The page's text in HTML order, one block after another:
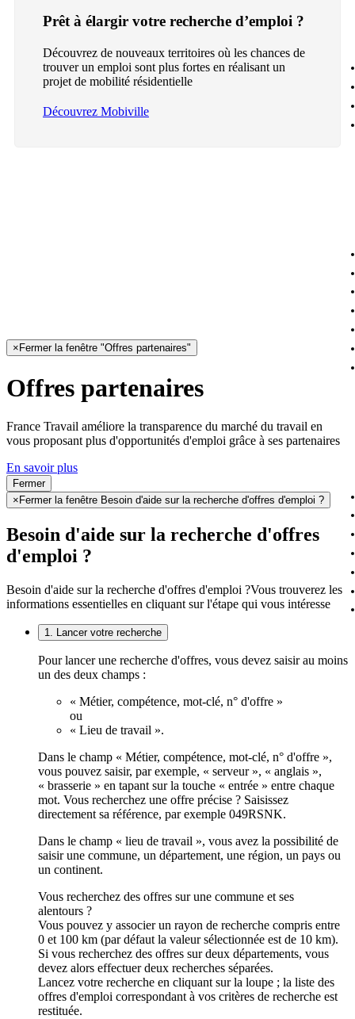
Prêt à élargir votre recherche d’emploi ?
Découvrez de nouveaux territoires où les chances de
trouver un emploi sont plus fortes en réalisant un
projet de mobilité résidentielle
Découvrez Mobiville
× Fermer la fenêtre "Offres partenaires"
Offres partenaires
France Travail améliore la transparence du marché du travail en
vous proposant plus d'opportunités d'emploi grâce à ses partenaires
En savoir plus
Fermer
× Fermer la fenêtre Besoin d'aide sur la recherche d'offres d'emploi ?
Besoin d'aide sur la recherche d'offres
d'emploi ?
Besoin d'aide sur la recherche d'offres d'emploi ?Vous trouverez les
informations essentielles en cliquant sur l'étape qui vous intéresse
1. Lancer votre recherche
Pour lancer une recherche d'offres, vous devez saisir au moins
un des deux champs :
« Métier, compétence, mot-clé, n° d'offre »
ou
« Lieu de travail ».
Dans le champ « Métier, compétence, mot-clé, n° d'offre »,
vous pouvez saisir, par exemple, « serveur », « anglais »,
« brasserie » en tapant sur la touche « entrée » entre chaque
mot. Vous recherchez une offre précise ? Saisissez
directement sa référence, par exemple 049RSNK.
Dans le champ « lieu de travail », vous avez la possibilité de
saisir une commune, un département, une région, un pays ou
un continent.
Vous recherchez des offres sur une commune et ses
alentours ?
Vous pouvez y associer un rayon de recherche compris entre
0 et 100 km (par défaut la valeur sélectionnée est de 10 km).
Si vous recherchez des offres sur deux départements, vous
devez alors effectuer deux recherches séparées.
Lancez votre recherche en cliquant sur la loupe ; la liste des
offres d'emploi correspondant à vos critères de recherche est
restituée.